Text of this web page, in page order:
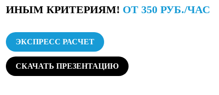
ИНЫМ КРИТЕРИЯМ! ОТ 350 РУБ./ЧАС
ЭКСПРЕСС РАСЧЕТ
СКАЧАТЬ ПРЕЗЕНТАЦИЮ